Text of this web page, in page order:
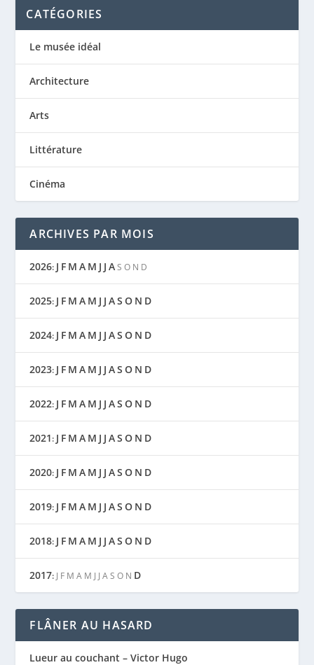
CATÉGORIES
Le musée idéal
Architecture
Arts
Littérature
Cinéma
ARCHIVES PAR MOIS
2026: J F M A M J J A S O N D
2025: J F M A M J J AS O N D
2024: J F M A M J J AS O N D
2023: J F M A M J J AS O N D
2022: J F M A M J J AS O N D
2021: J F M A M J J AS O N D
2020: J F M A M J J AS O N D
2019: J F M A M J J AS O N D
2018: J F M A M J J AS O N D
2017: J F M A M J J A S O N D
FLÂNER AU HASARD
Lueur au couchant – Victor Hugo